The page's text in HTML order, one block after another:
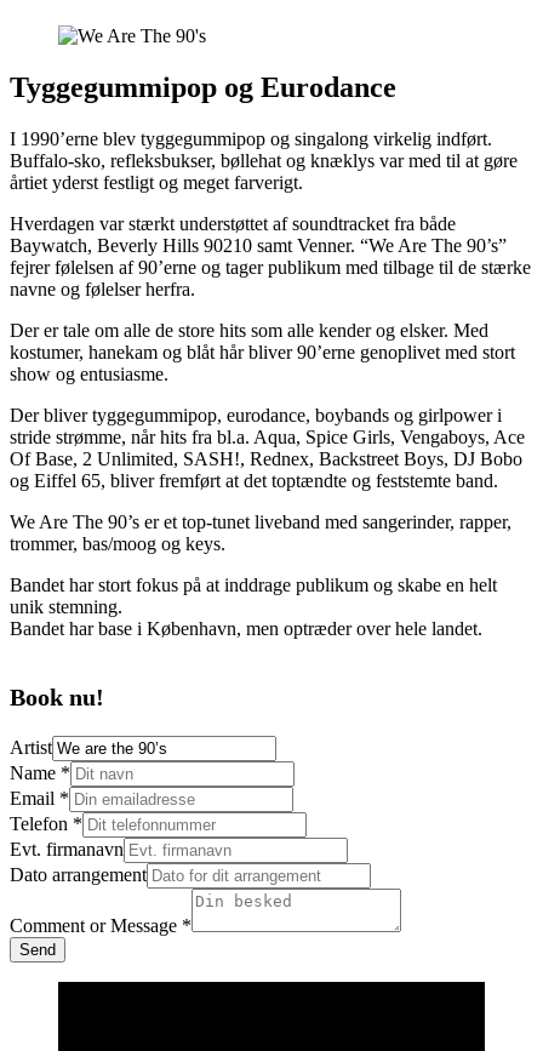
Tyggegummipop og Eurodance
I 1990’erne blev tyggegummipop og singalong virkelig indført.
Buffalo-sko, refleksbukser, bøllehat og knæklys var med til at gøre
årtiet yderst festligt og meget farverigt.
Hverdagen var stærkt understøttet af soundtracket fra både
Baywatch, Beverly Hills 90210 samt Venner. “We Are The 90’s”
fejrer følelsen af 90’erne og tager publikum med tilbage til de stærke
navne og følelser herfra.
​Der er tale om alle de store hits som alle kender og elsker. Med
kostumer, hanekam og blåt hår bliver 90’erne genoplivet med stort
show og entusiasme.
Der bliver tyggegummipop, eurodance, boybands og girlpower i
stride strømme, når hits fra bl.a. Aqua, Spice Girls, Vengaboys, Ace
Of Base, 2 Unlimited, SASH!, Rednex, Backstreet Boys, DJ Bobo
og Eiffel 65, bliver fremført at det toptændte og feststemte band.
We Are The 90’s er et top-tunet liveband med sangerinder, rapper,
trommer, bas/moog og keys.
Bandet har stort fokus på at inddrage publikum og skabe en helt
unik stemning.
Bandet har base i København, men optræder over hele landet.
Book nu!
Artist
Name *
Email *
Telefon *
Evt. firmanavn
Dato arrangement
Comment or Message *
Send